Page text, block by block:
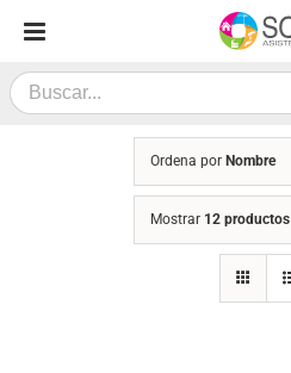
contenido
Search
for:
Ordena por Nombre
Mostrar 12 productos